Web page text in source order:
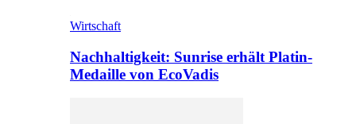
Wirtschaft
Nachhaltigkeit: Sunrise erhält Platin-
Medaille von EcoVadis